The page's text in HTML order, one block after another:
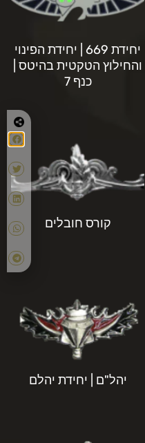
יחידת 669 | יחידת הפינוי
והחילוץ הטקטית בהיטס |
כנף 7
קורס חובלים
יהל"ם | יחידת יהלם